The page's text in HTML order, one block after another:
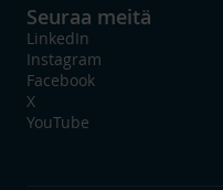
Seuraa meitä
LinkedIn
Instagram
Facebook
X
YouTube